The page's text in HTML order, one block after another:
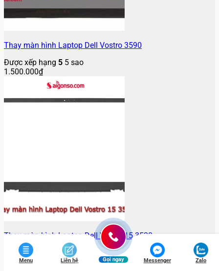
Thay màn hình Laptop Dell Vostro 3590
Được xếp hạng 5 5 sao
1.500.000₫
Thay màn hình Laptop Dell Vostro 15 3520
Được xếp hạng
55 sao
1.500.000
Menu Liên hệ Gọi ngay Messenger Zalo